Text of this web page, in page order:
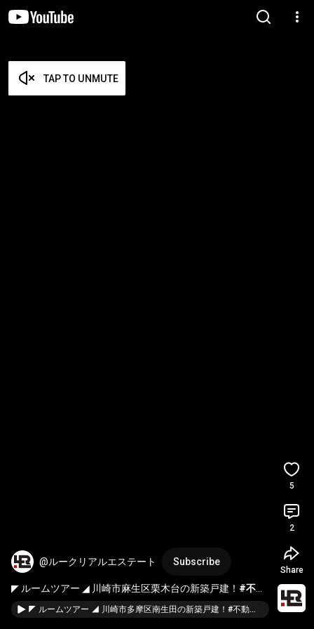
TAP TO UNMUTE
@ルークリアルエステート Subscribe
◤ ルームツアー ◢ 川崎市麻生区栗木台の新築戸建！ #不動
産#新築戸建#新築戸建て #ルームツアー#栗平#横浜#
川崎#shorts#建売#short
◤ ルームツアー ◢ 川崎市多摩区南生田の新築戸建！#不動産 #新築戸建 #新築戸建て #ルームツアー #横浜 #川崎 #shorts #建売 #short
5
2
Share